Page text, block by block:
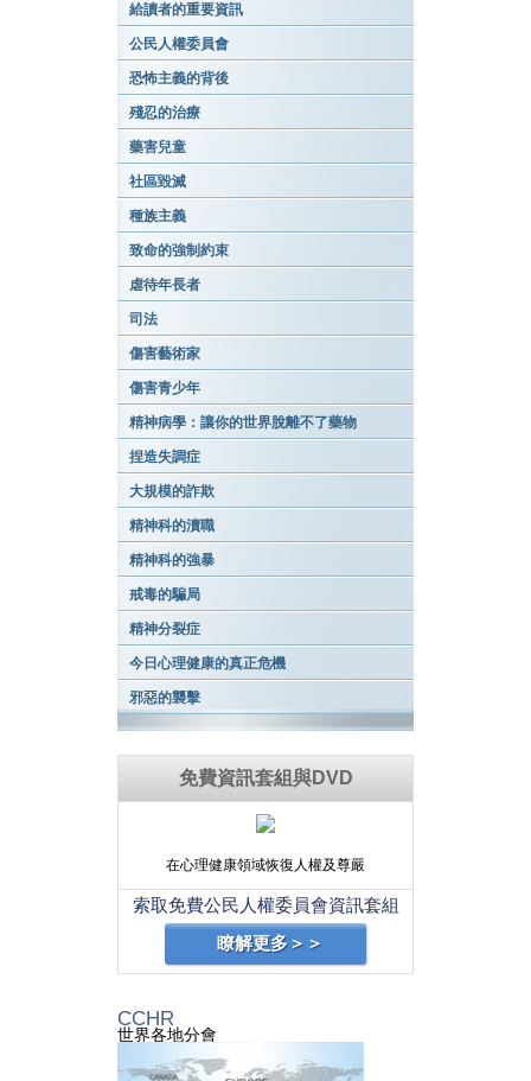
給讀者的重要資訊
公民人權委員會
恐怖主義的背後
殘忍的治療
藥害兒童
社區毀滅
種族主義
致命的強制約束
虐待年長者
司法
傷害藝術家
傷害青少年
精神病學：讓你的世界脫離不了藥物
捏造失調症
大規模的詐欺
精神科的瀆職
精神科的強暴
戒毒的騙局
精神分裂症
今日心理健康的真正危機
邪惡的襲擊
免費資訊套組與DVD
在心理健康領域恢復人權及尊嚴
索取免費公民人權委員會資訊套組
瞭解更多＞＞
CCHR
世界各地分會